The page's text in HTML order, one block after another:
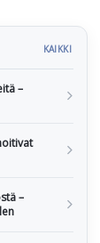
KAIKKI
–
–